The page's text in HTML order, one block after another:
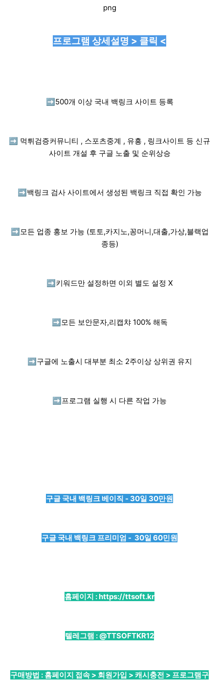
프로그램 상세설명 > 클릭 <
➡️ 500개 이상 국내 백링크 사이트 등록
➡️ 먹튀검증커뮤니티 , 스포츠중계 , 유흥 , 링크사이트 등 신규
사이트 개설 후 구글 노출 및 순위상승
➡️ 백링크 검사 사이트에서 생성된 백링크 직접 확인 가능
➡️ 모든 업종 홍보 가능 (토토,카지노,꽁머니,대출,가상,블랙업
종등)
➡️ 키워드만 설정하면 이외 별도 설정 X
➡️ 모든 보안문자,리캡챠 100% 해독
➡️ 구글에 노출시 대부분 최소 2주이상 상위권 유지
➡️ 프로그램 실행 시 다른 작업 가능
구글 국내 백링크 베이직 - 30일 30만원
구글 국내 백링크 프리미엄 - 30일 60민원
홈페이지 :https://ttsoft.kr
텔레그램 : @TTSOFTKR12
구매방법 : 홈페이지 접속 > 회원가입 > 캐시충전 > 프로그램구